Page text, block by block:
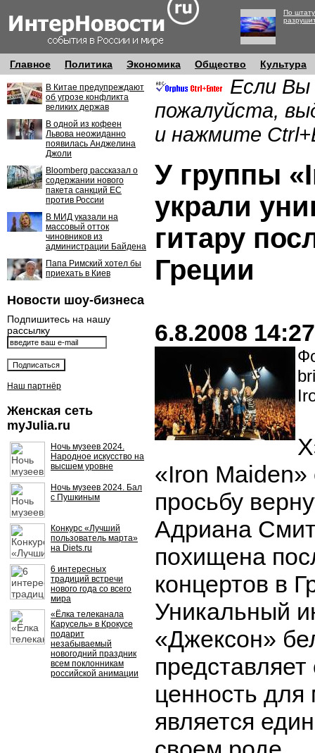
По
Главное Политика Экономика Общество Культура
В Китае предупреждают
об угрозе конфликта
великих держав
В одной из кофеен
Львова неожиданно
появилась Анджелина
Джоли
Bloomberg рассказал о
содержании нового
пакета санкций ЕС
против России
В МИД указали на
массовый отток
чиновников из
администрации Байдена
Папа Римский хотел бы
приехать в Киев
Новости шоу-бизнеса
Подпишитесь на нашу
рассылку
Наш партнёр
Женская сеть
myJulia.ru
Ночь музеев 2024.
Народное искусство на
высшем уровне
Ночь музеев 2024. Бал
с Пушкиным
Конкурс «Лучший
пользователь марта»
на Diets.ru
6 интересных
традиций встречи
нового года со всего
мира
«Ёлка телеканала
Карусель» в Крокусе
подарит
незабываемый
новогодний праздник
всем поклонникам
российской анимации
Если Вы
пожалуйста,
и нажмите
У группы
украли
гитару
Греции
6.8.2008 14:27
«Iron
просьбу
Адриана
похищена
концертов в
Уникальный
«Джексон»
ценность для
является